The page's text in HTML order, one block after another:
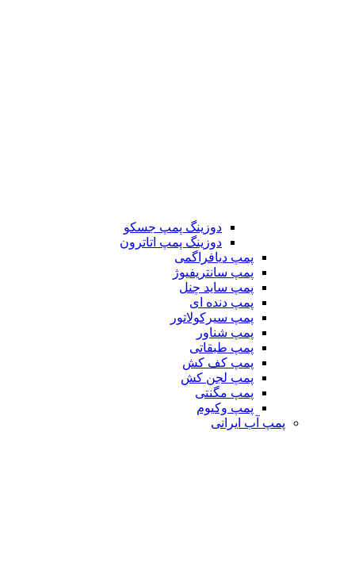
دوزینگ پمپ جسکو
دوزینگ پمپ اتاترون
پمپ دیافراگمی
پمپ سانتریفیوژ
پمپ ساید چنل
پمپ دنده ای
پمپ سیرکولاتور
پمپ شناور
پمپ طبقاتی
پمپ کف کش
پمپ لجن کش
پمپ مگنتی
پمپ وکیوم
پمپ آب ایرانی